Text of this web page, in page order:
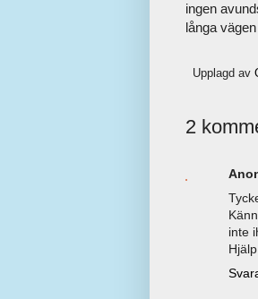
ingen
långa
Upplagd av
2
inte